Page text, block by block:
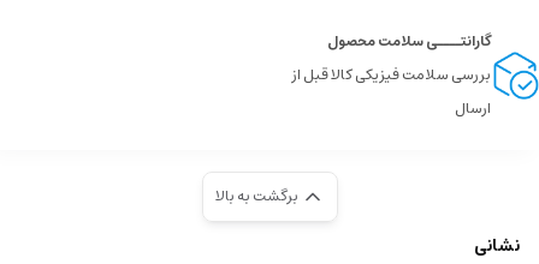
گارانتــــی سلامت محصول
بررسی سلامت فیزیکی کالا قبل از
ارسال
برگشت به بالا
نشانی